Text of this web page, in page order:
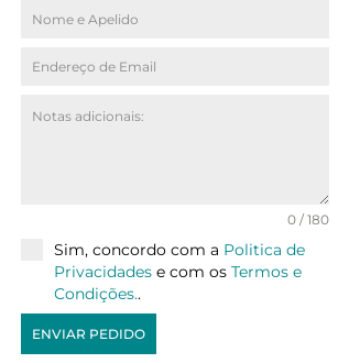
0 / 180
Sim, concordo com a Politica de
Privacidadese com os Termos e
Condições..
ENVIAR PEDIDO